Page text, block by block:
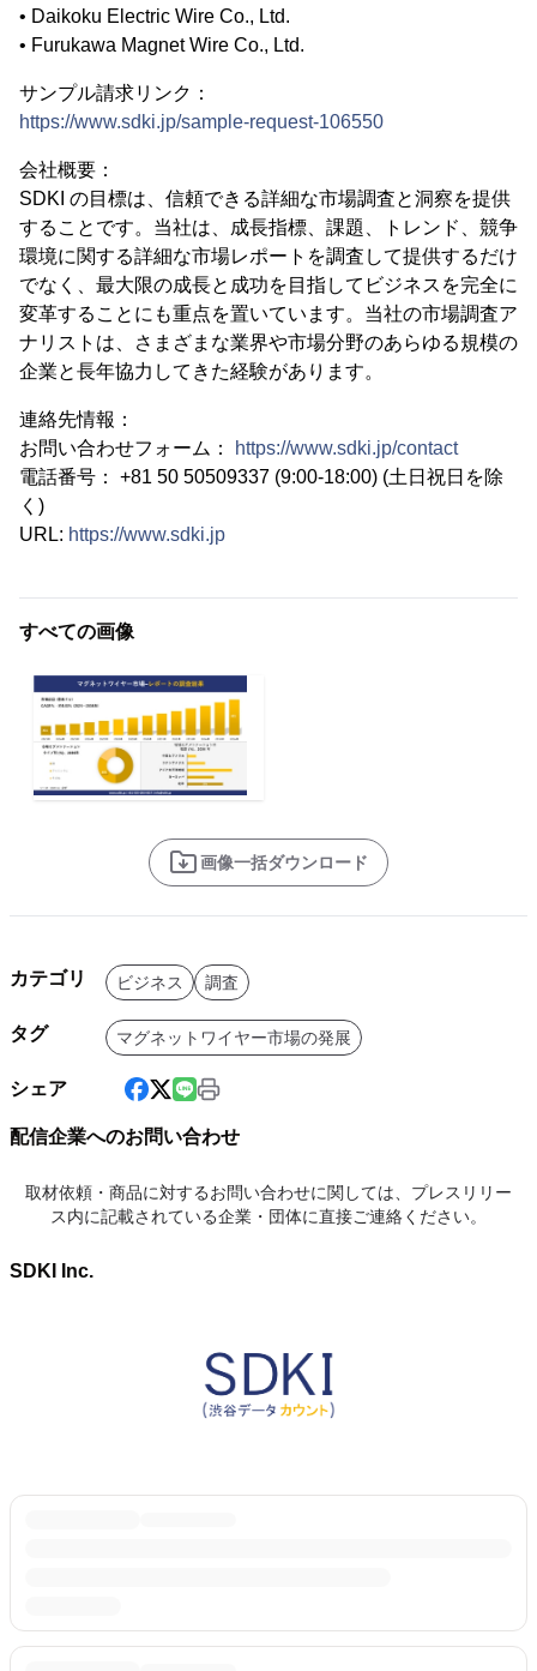
• Daikoku Electric Wire Co., Ltd.
• Furukawa Magnet Wire Co., Ltd.
サンプル請求リンク：
https://www.sdki.jp/sample-request-106550
会社概要：
SDKI の目標は、信頼できる詳細な市場調査と洞察を提供
することです。当社は、成長指標、課題、トレンド、競争
環境に関する詳細な市場レポートを調査して提供するだけ
でなく、最大限の成長と成功を目指してビジネスを完全に
変革することにも重点を置いています。当社の市場調査ア
ナリストは、さまざまな業界や市場分野のあらゆる規模の
企業と長年協力してきた経験があります。
連絡先情報：
お問い合わせフォーム：
https://www.sdki.jp/contact
電話番号： +81 50 50509337 (9:00-18:00) (土日祝日を除
く)
URL: https://www.sdki.jp
すべての画像
画像一括ダウンロード
カテゴリ ビジネス 調査
タグ マグネットワイヤー市場の発展
シェア
配信企業へのお問い合わせ
取材依頼・商品に対するお問い合わせに関しては、プレスリリー
ス内に記載されている企業・団体に直接ご連絡ください。
SDKI Inc.